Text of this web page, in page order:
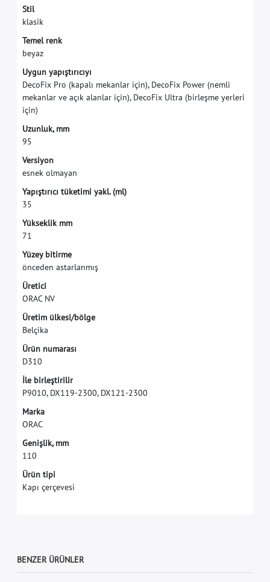
Stil
klasik
Temel renk
beyaz
Uygun yapıştırıcıyı
DecoFix Pro (kapalı mekanlar için), DecoFix Power (nemli
mekanlar ve açık alanlar için), DecoFix Ultra (birleşme yerleri
için)
Uzunluk, mm
95
Versiyon
esnek olmayan
Yapıştırıcı tüketimi yakl. (ml)
35
Yükseklik mm
71
Yüzey bitirme
önceden astarlanmış
Üretici
ORAC NV
Üretim ülkesi/bölge
Belçika
Ürün numarası
D310
İle birleştirilir
P9010, DX119-2300, DX121-2300
Marka
ORAC
Genişlik, mm
110
Ürün tipi
Kapı çerçevesi
BENZER ÜRÜNLER